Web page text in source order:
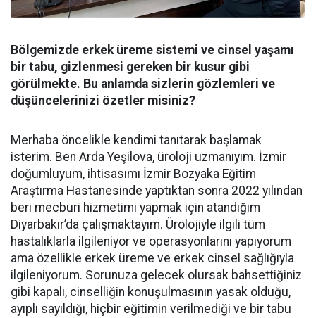
Bölgemizde erkek üreme sistemi ve cinsel yaşamı
bir tabu, gizlenmesi gereken bir kusur gibi
görülmekte. Bu anlamda sizlerin gözlemleri ve
düşüncelerinizi özetler misiniz?
Merhaba öncelikle kendimi tanıtarak başlamak
isterim. Ben Arda Yeşilova, üroloji uzmanıyım. İzmir
doğumluyum, ihtisasımı İzmir Bozyaka Eğitim
Araştırma Hastanesinde yaptıktan sonra 2022 yılından
beri mecburi hizmetimi yapmak için atandığım
Diyarbakır’da çalışmaktayım. Ürolojiyle ilgili tüm
hastalıklarla ilgileniyor ve operasyonlarını yapıyorum
ama özellikle erkek üreme ve erkek cinsel sağlığıyla
ilgileniyorum. Sorunuza gelecek olursak bahsettiğiniz
gibi kapalı, cinselliğin konuşulmasının yasak olduğu,
ayıplı sayıldığı, hiçbir eğitimin verilmediği ve bir tabu